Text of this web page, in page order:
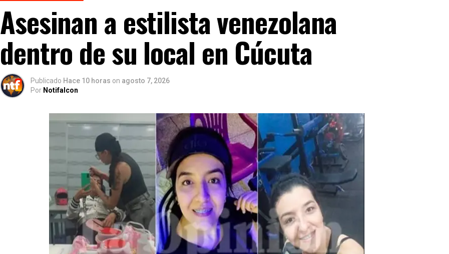
Asesinan a estilista venezolana
dentro de su local en Cúcuta
Publicado Hace 10 horas on agosto 7, 2026
Por Notifalcon